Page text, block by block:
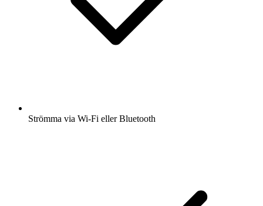
Strömma via Wi-Fi eller Bluetooth